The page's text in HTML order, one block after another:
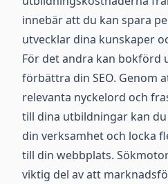
innebär att du kan spara
utvecklar dina kunskaper
För det andra kan bokförd
förbättra din SEO. Genom
relevanta nyckelord och
till dina utbildningar kan
din verksamhet och locka
till din webbplats.
viktig del av att